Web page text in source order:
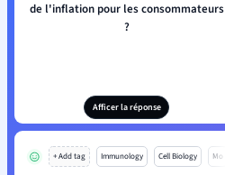
de l'inflation pour les consommateurs
?
Afficer la réponse
+ Add tag Immunology Cell Biology Mo